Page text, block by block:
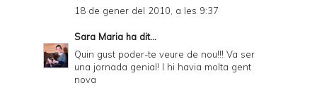
18 de gener del 2010, a les 9:37
Sara Maria ha dit...
Quin gust poder-te veure de nou!!! Va ser
una jornada genial! I hi havia molta gent
nova